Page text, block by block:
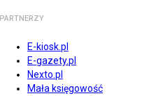
PARTNERZY
E-kiosk.pl
E-gazety.pl
Nexto.pl
Mała księgowość